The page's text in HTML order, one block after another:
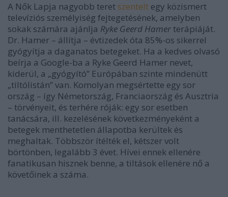
A Nők Lapja nagyobb teret szentelt egy közismert
televíziós személyiség fejtegetésének, amelyben
sokak számára ajánlja Ryke Geerd Hamer terápiáját.
Dr. Hamer – állítja – évtizedek óta 85%-os sikerrel
gyógyítja a daganatos betegeket. Ha a kedves olvasó
beírja a Google-ba a Ryke Geerd Hamer nevet,
kiderül, a „gyógyító” Európában szinte mindenütt
„tiltólistán” van. Komolyan megsértette egy sor
ország – így Németország, Franciaország és Ausztria
– törvényeit, és terhére róják: egy sor esetben
tanácsára, ill. kezelésének következményeként a
betegek menthetetlen állapotba kerültek és
meghaltak. Többször ítélték el, kétszer volt
börtönben, legalább 3 évet. Hívei ennek ellenére
fanatikusan hisznek benne, a tiltások ellenére nő a
követőinek a száma.